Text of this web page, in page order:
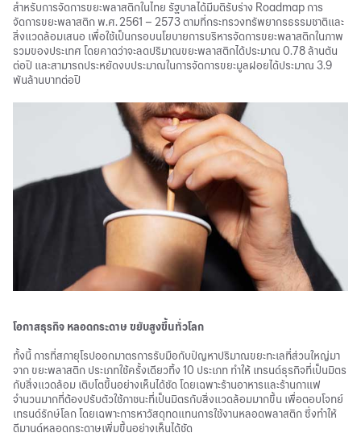
สำหรับการจัดการขยะพลาสติกในไทย รัฐบาลได้มีมติรับร่าง Roadmap การ
จัดการขยะพลาสติก พ.ศ. 2561 – 2573 ตามที่กระทรวงทรัพยากรธรรมชาติและ
สิ่งแวดล้อมเสนอ เพื่อใช้เป็นกรอบนโยบายการบริหารจัดการขยะพลาสติกในภาพ
รวมของประเทศ โดยคาดว่าจะลดปริมาณขยะพลาสติกได้ประมาณ 0.78 ล้านตัน
ต่อปี และสามารถประหยัดงบประมาณในการจัดการขยะมูลฝอยได้ประมาณ 3.9
พันล้านบาทต่อปี
โอกาสธุรกิจ หลอดกระดาษ ขยับสูงขึ้นทั่วโลก
ทั้งนี้ การที่สภายุโรปออกมาตรการรับมือกับปัญหาปริมาณขยะทะเลที่ส่วนใหญ่มา
จาก ขยะพลาสติก ประเภทใช้ครั้งเดียวทิ้ง 10 ประเภท ทำให้ เทรนด์ธุรกิจที่เป็นมิตร
กับสิ่งแวดล้อม เติบโตขึ้นอย่างเห็นได้ชัด โดยเฉพาะร้านอาหารและร้านกาแฟ
จำนวนมากที่ต้องปรับตัวใช้ภาชนะที่เป็นมิตรกับสิ่งแวดล้อมมากขึ้น เพื่อตอบโจทย์
เทรนด์รักษ์โลก โดยเฉพาะการหาวัสดุทดแทนการใช้งานหลอดพลาสติก ซึ่งทำให้
ดีมานด์หลอดกระดาษเพิ่มขึ้นอย่างเห็นได้ชัด